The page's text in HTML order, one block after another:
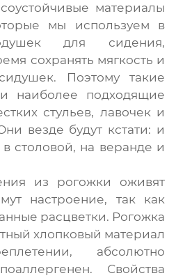
материалы
мы используем в
для сидения,
сохранять мягкость и
Поэтому такие
наиболее подходящие
стульев, лавочек и
везде будут кстати: и
столовой, на веранде и
из рогожки оживят
настроение, так как
расцветки. Рогожка
хлопковый материал
абсолютно
Свойства